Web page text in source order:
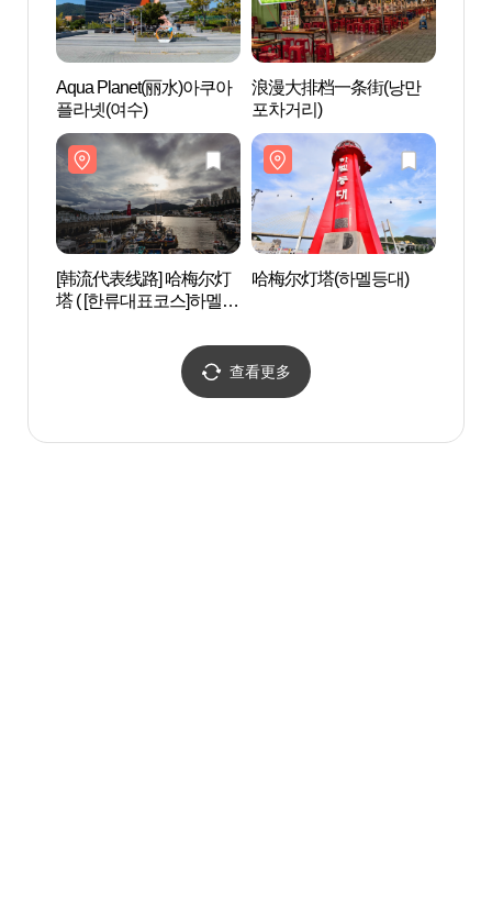
Aqua Planet(丽水)아쿠아
플라넷(여수)
浪漫大排档一条街(낭만
포차거리)
[韩流代表线路] 哈梅尔灯
塔 ( [한류대표코스]하멜등
哈梅尔灯塔(하멜등대)
查看更多